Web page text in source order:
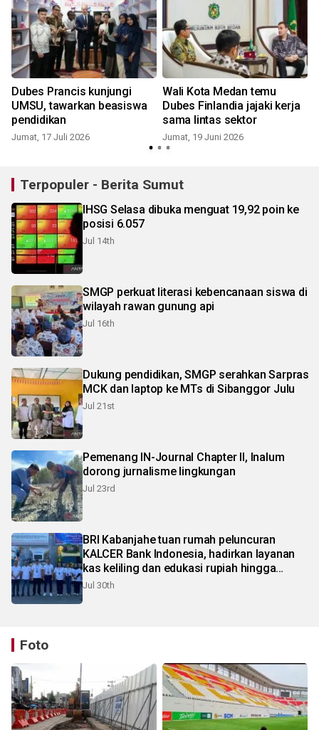
Dubes Prancis kunjungi
UMSU, tawarkan beasiswa
pendidikan
Jumat, 17 Juli 2026
Wali Kota Medan temu
Dubes Finlandia jajaki kerja
sama lintas sektor
Jumat, 19 Juni 2026
Terpopuler - Berita Sumut
IHSG Selasa dibuka menguat 19,92 poin ke
posisi 6.057
Jul 14th
SMGP perkuat literasi kebencanaan siswa di
wilayah rawan gunung api
Jul 16th
Dukung pendidikan, SMGP serahkan Sarpras
MCK dan laptop ke MTs di Sibanggor Julu
Jul 21st
Pemenang IN-Journal Chapter II, Inalum
dorong jurnalisme lingkungan
Jul 23rd
BRI Kabanjahe tuan rumah peluncuran
KALCER Bank Indonesia, hadirkan layanan
kas keliling dan edukasi rupiah hingga
pelosok Karo
Jul 30th
Foto